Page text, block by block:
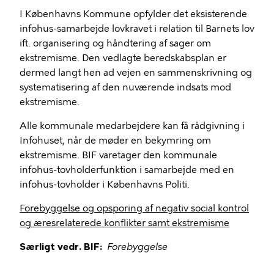
I Københavns Kommune opfylder det eksisterende
infohus-samarbejde lovkravet i relation til Barnets lov
ift. organisering og håndtering af sager om
ekstremisme. Den vedlagte beredskabsplan er
dermed langt hen ad vejen en sammenskrivning og
systematisering af den nuværende indsats mod
ekstremisme.
Alle kommunale medarbejdere kan få rådgivning i
Infohuset, når de møder en bekymring om
ekstremisme. BIF varetager den kommunale
infohus-tovholderfunktion i samarbejde med en
infohus-tovholder i Københavns Politi.
Forebyggelse og opsporing af negativ social kontrol
og æresrelaterede konflikter samt ekstremisme
Særligt vedr. BIF: Forebyggelse